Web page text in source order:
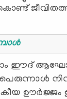
ഈദ്‌
ഊര്‍ജ്ജം